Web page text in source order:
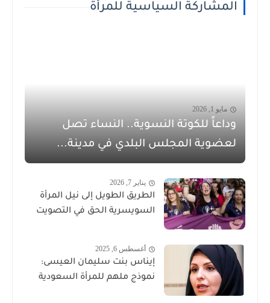
المشاركة السياسية للمرأة
مايو 1, 2026
وداعاً للكوتة النسوية.. النساء تصل
لعضوية المجلس البلدي في مدينة...
يناير 7, 2026
الطريق الطويل إلى نيل المرأة
السويسرية الحق في التصويت
أغسطس 6, 2025
إيناس بنت سليمان العيسى:
نموذج ملهم للمرأة السعودية